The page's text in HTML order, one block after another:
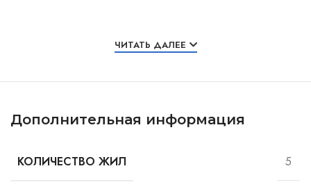
ЧИТАТЬ ДАЛЕЕ
Дополнительная информация
КОЛИЧЕСТВО ЖИЛ 5